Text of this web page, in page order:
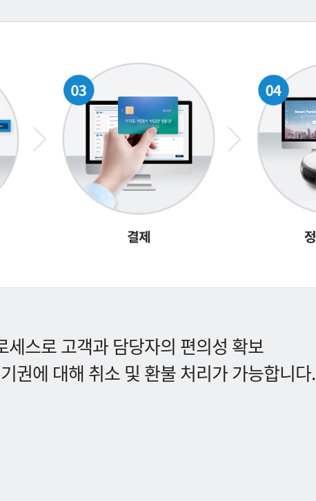
세스로 고객과 담당자의 편의성 확보
권에 대해 취소 및 환불 처리가 가능합니다.